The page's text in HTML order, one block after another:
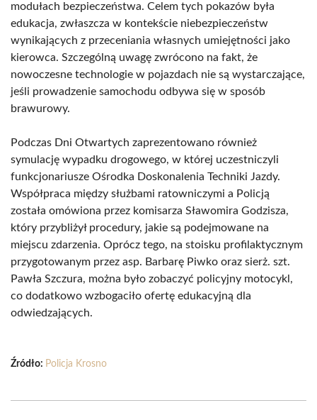
modułach bezpieczeństwa. Celem tych pokazów była
edukacja, zwłaszcza w kontekście niebezpieczeństw
wynikających z przeceniania własnych umiejętności jako
kierowca. Szczególną uwagę zwrócono na fakt, że
nowoczesne technologie w pojazdach nie są wystarczające,
jeśli prowadzenie samochodu odbywa się w sposób
brawurowy.
Podczas Dni Otwartych zaprezentowano również
symulację wypadku drogowego, w której uczestniczyli
funkcjonariusze Ośrodka Doskonalenia Techniki Jazdy.
Współpraca między służbami ratowniczymi a Policją
została omówiona przez komisarza Sławomira Godzisza,
który przybliżył procedury, jakie są podejmowane na
miejscu zdarzenia. Oprócz tego, na stoisku profilaktycznym
przygotowanym przez asp. Barbarę Piwko oraz sierż. szt.
Pawła Szczura, można było zobaczyć policyjny motocykl,
co dodatkowo wzbogaciło ofertę edukacyjną dla
odwiedzających.
Źródło: Policja Krosno